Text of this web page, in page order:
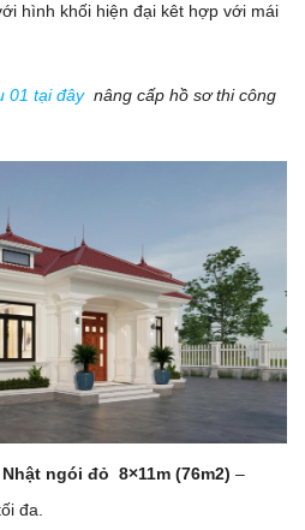
hình khối hiện đại kêt hợp với mái
01 tại đâynâng cấp hồ sơ thi công
ngói đỏ 8×11m (76m2) –
đa.